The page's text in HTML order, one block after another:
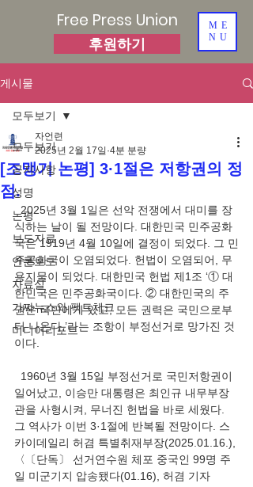
Free Press Union
후원하기
ME
NU
게시물
모두보기
공지사항
성명
논평
보도자료
언론보도
자료실
가짜뉴스와 팩트체크
미디어리포트
모두보기
[조맹기 논평] 3·1절은 저항권의 정
점.
자언련
2025년 2월 17일 4분 분량
2025년 3월 1일은 선악 전쟁에서 대미를 장
식하는 날이 될 전망이다. 대한민국 민주공화
국은 1919년 4월 10일에 결정이 되었다. 그 민
주공화국이 오염되었다. 헌법이 오염되어, 무
용지물이 되었다. 대한민국 헌법 제1조 ‘① 대
한민국은 민주공화국이다. ② 대한민국의 주
권은 국민에게 있고, 모든 권력은 국민으로부
터 나온다.’라는 조항이 부정선거로 망가진 것
이다.
1960년 3월 15일 부정선거로 국민저항권이
일어났고, 이승만 대통령은 최인규 내무부장
관을 사형시켜, 무너진 헌법을 바로 세웠다.
그 역사가 이번 3·1절에 반복될 전망이다. 스
카이데일리 허겸 특별취재부장(2025.01.16.),
〈〔단독〕 선거연수원 체포 중국인 99명 주
일 미군기지 압송됐다(01.16), 허겸 기자